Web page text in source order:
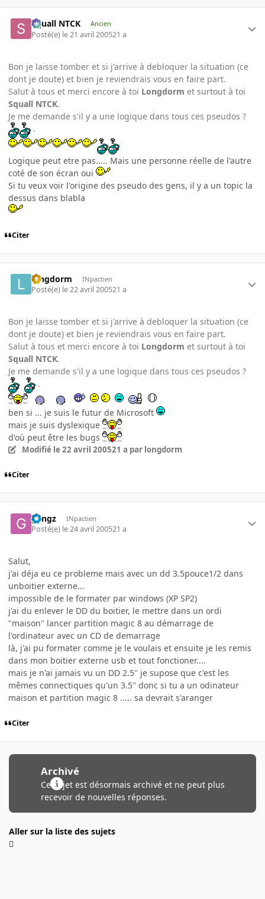
Squall NTCK Ancien
Posté(e) le 21 avril 200521 a
Bon je laisse tomber et si j'arrive à debloquer la situation (ce
dont je doute) et bien je reviendrais vous en faire part.
Salut à tous et merci encore à toi Longdorm et surtout à toi
Squall NTCK.
Je me demande s'il y a une logique dans tous ces pseudos ?
.
Logique peut etre pas..... Mais une personne réelle de l'autre
coté de son écran oui
Si tu veux voir l'origine des pseudo des gens, il y a un topic la
dessus dans blabla
Citer
longdorm INpactien
Posté(e) le 22 avril 200521 a
Bon je laisse tomber et si j'arrive à debloquer la situation (ce
dont je doute) et bien je reviendrais vous en faire part.
Salut à tous et merci encore à toi Longdorm et surtout à toi
Squall NTCK.
Je me demande s'il y a une logique dans tous ces pseudos ?
.
ben si ... je suis le futur de Microsoft
mais je suis dyslexique
d'où peut être les bugs
Modifié le 22 avril 200521 a par longdorm
Citer
gangz INpactien
Posté(e) le 24 avril 200521 a
Salut,
j'ai déja eu ce probleme mais avec un dd 3.5pouce1/2 dans
unboitier externe...
impossible de le formater par windows (XP SP2)
j'ai du enlever le DD du boitier, le mettre dans un ordi
"maison" lancer partition magic 8 au démarrage de
l'ordinateur avec un CD de demarrage
là, j'ai pu formater comme je le voulais et ensuite je les remis
dans mon boitier externe usb et tout fonctioner....
mais je n'ai jamais vu un DD 2.5'' je supose que c'est les
mêmes connectiques qu'un 3.5'' donc si tu a un odinateur
maison et partition magic 8 ..... sa devrait s'aranger
Citer
Archivé
Ce sujet est désormais archivé et ne peut plus
recevoir de nouvelles réponses.
Aller sur la liste des sujets